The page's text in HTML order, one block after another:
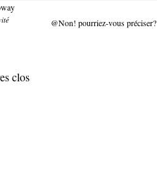
@Non! pourriez-vous préciser?
clos